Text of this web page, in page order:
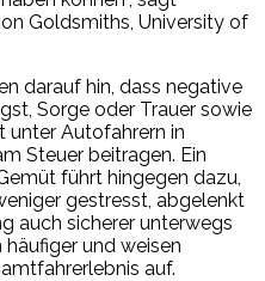
Goldsmiths, University of
darauf hin, dass negative
Sorge oder Trauer sowie
Autofahrern in
Steuer beitragen. Ein
führt hingegen dazu,
gestresst, abgelenkt
auch sicherer unterwegs
häufiger und weisen
auf.